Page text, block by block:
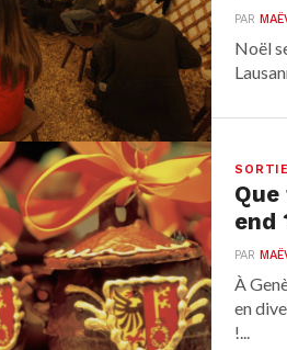
PAR
Noël
end
PAR
À
en
!...